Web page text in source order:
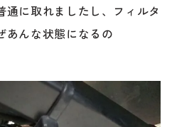
に取れましたし、フィルタ
あんな状態になるの